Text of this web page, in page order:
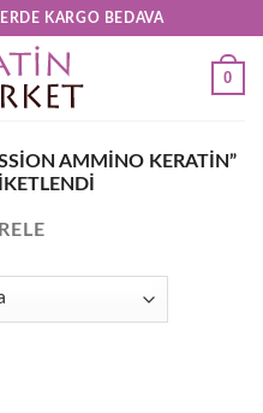
KARGO BEDAVA
0
AMMINO KERATIN”